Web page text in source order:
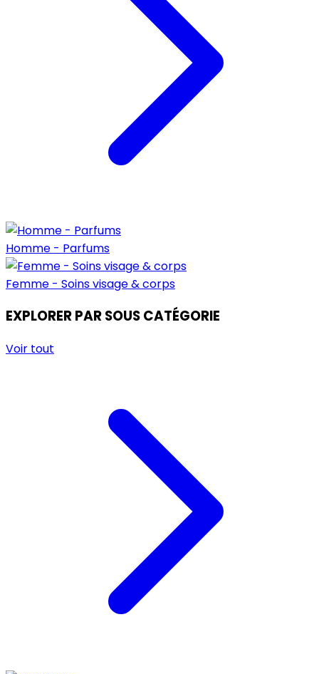
Homme - Parfums
Femme - Soins visage & corps
EXPLORER PAR SOUS CATÉGORIE
Voir tout